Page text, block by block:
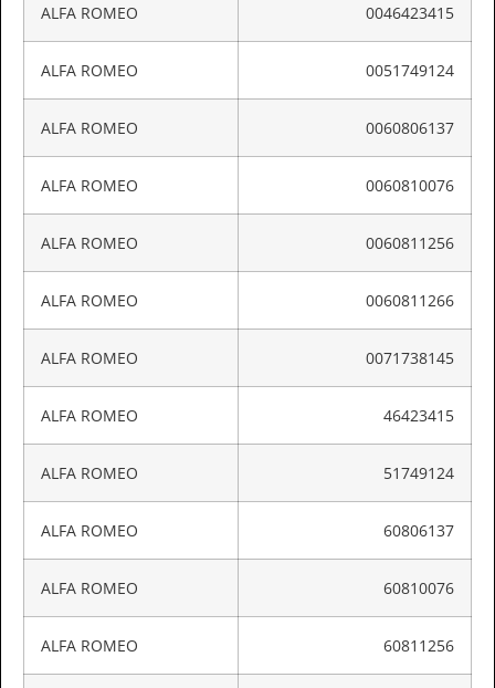
ALFA ROMEO 0046423415
ALFA ROMEO 0051749124
ALFA ROMEO 0060806137
ALFA ROMEO 0060810076
ALFA ROMEO 0060811256
ALFA ROMEO 0060811266
ALFA ROMEO 0071738145
ALFA ROMEO 46423415
ALFA ROMEO 51749124
ALFA ROMEO 60806137
ALFA ROMEO 60810076
ALFA ROMEO 60811256